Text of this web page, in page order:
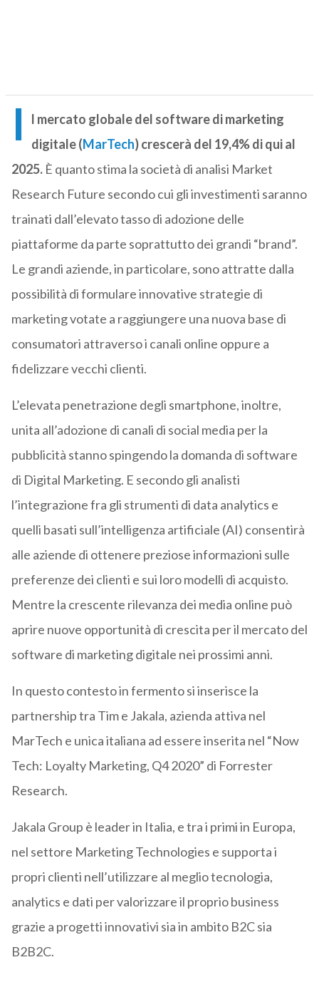
I
l mercato globale del software di marketing
digitale (MarTech) crescerà del 19,4% di qui al
2025.È quanto stima la società di analisi Market
Research Future secondo cui gli investimenti saranno
trainati dall’elevato tasso di adozione delle
piattaforme da parte soprattutto dei grandi “brand”.
Le grandi aziende, in particolare, sono attratte dalla
possibilità di formulare innovative strategie di
marketing votate a raggiungere una nuova base di
consumatori attraverso i canali online oppure a
fidelizzare vecchi clienti.
L’elevata penetrazione degli smartphone, inoltre,
unita all’adozione di canali di social media per la
pubblicità stanno spingendo la domanda di software
di Digital Marketing. E secondo gli analisti
l’integrazione fra gli strumenti di data analytics e
quelli basati sull’intelligenza artificiale (AI) consentirà
alle aziende di ottenere preziose informazioni sulle
preferenze dei clienti e sui loro modelli di acquisto.
Mentre la crescente rilevanza dei media online può
aprire nuove opportunità di crescita per il mercato del
software di marketing digitale nei prossimi anni.
In questo contesto in fermento si inserisce la
partnership tra Tim e Jakala, azienda attiva nel
MarTech e unica italiana ad essere inserita nel “Now
Tech: Loyalty Marketing, Q4 2020” di Forrester
Research.
Jakala Group è leader in Italia, e tra i primi in Europa,
nel settore Marketing Technologies e supporta i
propri clienti nell’utilizzare al meglio tecnologia,
analytics e dati per valorizzare il proprio business
grazie a progetti innovativi sia in ambito B2C sia
B2B2C.